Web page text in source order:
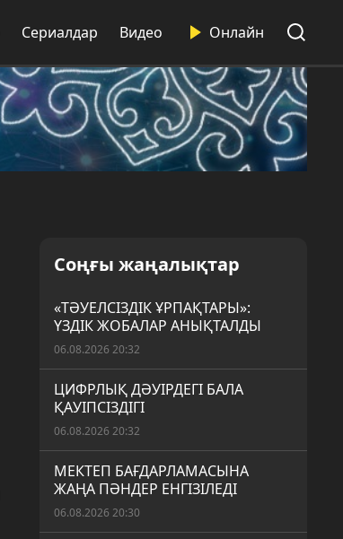
Сериалдар Видео Онлайн
Соңғы жаңалықтар
«ТӘУЕЛСІЗДІК ҰРПАҚТАРЫ»:
ҮЗДІК ЖОБАЛАР АНЫҚТАЛДЫ
06.08.2026 20:32
ЦИФРЛЫҚ ДӘУІРДЕГІ БАЛА
ҚАУІПСІЗДІГІ
06.08.2026 20:32
МЕКТЕП БАҒДАРЛАМАСЫНА
ЖАҢА ПӘНДЕР ЕНГІЗІЛЕДІ
06.08.2026 20:30